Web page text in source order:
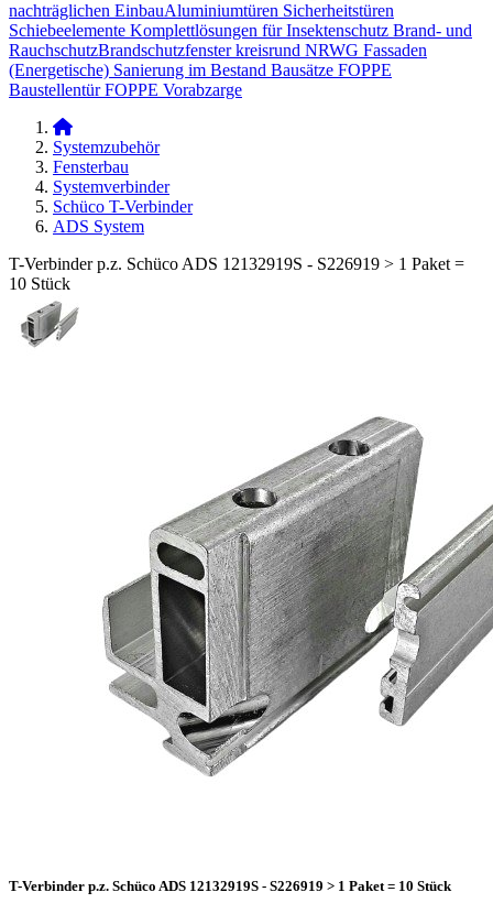
nachträglichen Einbau​Aluminiumtüren Sicherheitstüren
Schiebeelemente Komplettlösungen für Insektenschutz Brand- und
Rauchschutz​Brandschutzfenster kreisrund NRWG Fassaden
(Energetische) Sanierung im Bestand Bausätze FOPPE
Baustellentür FOPPE Vorabzarge
Systemzubehör
Fensterbau
Systemverbinder
Schüco T-Verbinder
ADS System
T-Verbinder p.z. Schüco ADS 12132919S - S226919 > 1 Paket =
10 Stück
T-Verbinder p.z. Schüco ADS 12132919S - S226919 > 1 Paket = 10 Stück